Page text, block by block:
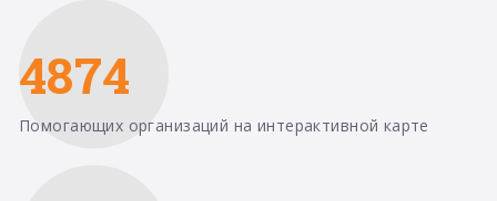
4874
Помогающих организаций на интерактивной карте